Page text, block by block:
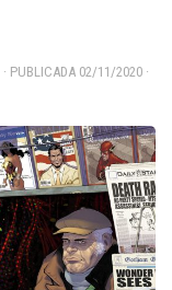
· PUBLICADA 02/11/2020 ·